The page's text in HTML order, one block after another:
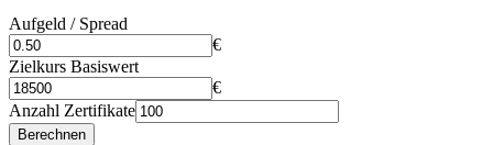
Aufgeld / Spread
€
Zielkurs Basiswert
€
Anzahl Zertifikate
Berechnen